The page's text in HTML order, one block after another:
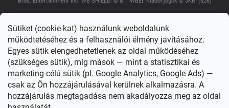
Sütiket (cookie-kat) használunk weboldalunk
működtetéséhez és a felhasználói élmény javításához.
Egyes sütik elengedhetetlenek az oldal működéséhez
(szükséges sütik), míg mások — mint a statisztikai és
marketing célú sütik (pl. Google Analytics, Google Ads) —
csak az Ön hozzájárulásával kerülnek alkalmazásra. A
hozzájárulás megtagadása nem akadályozza meg az oldal
Copyright 2026Világvarázs. Minden jog fenntartva.Süti beállítások
szerkesztése